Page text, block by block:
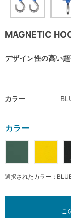
MAGNETIC
デザイン性の高い
カラー
カラー
選択されたカラー：
こ